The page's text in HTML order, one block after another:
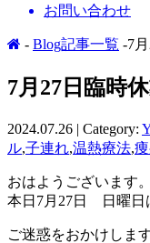
お問い合わせ
- Blog記事一覧 -7
7月27日臨時
2024.07.26 | Category:
ル,子連れ,温熱療法,
おはようございます。
本日7月27日 日曜日
ご迷惑をおかけしま